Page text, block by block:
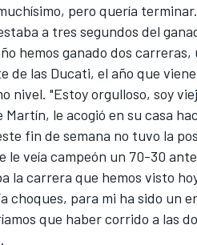
pero quería
a tres segundos del
hemos ganado dos
de las Ducati, el año que
nivel. "Estoy orgulloso, soy
Martín, le acogió en su casa
fin de semana no tuvo la
le veía campeón un 70-30 ante
la carrera que hemos visto
choques, para mi ha sido un
que haber corrido a las